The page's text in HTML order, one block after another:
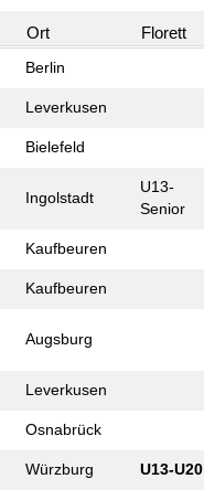
Ort Florett
Berlin
Leverkusen
Bielefeld
Ingolstadt
U13-
Senior
Kaufbeuren
Kaufbeuren
Augsburg
Leverkusen
Osnabrück
Würzburg U13-U20